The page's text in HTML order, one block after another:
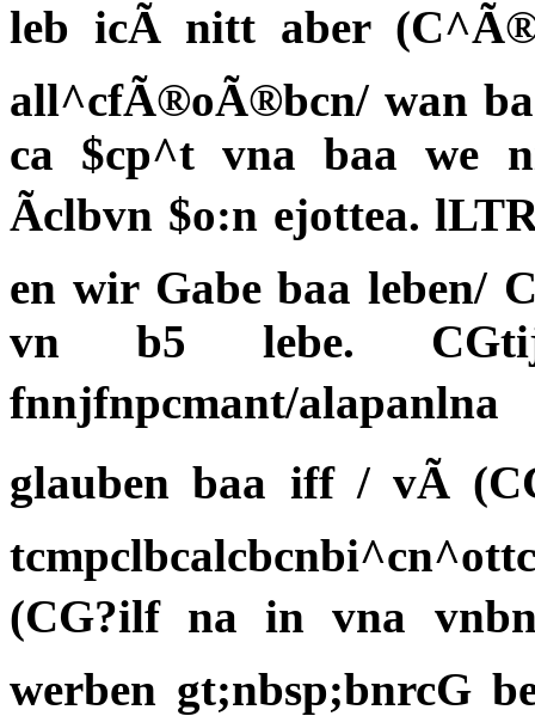
leb icÃ nitt aber
all^cfÃ®oÃ®bcn/ wan
ca $cp^t vna baa we
Ãclbvn $o:n ejottea.
en wir Gabe baa leben/
vn b5 lebe.
fnnjfnpcmant/
glauben baa iff / vÃ
(CG?ilf na in vna
werben gt;nbsp;bnrcG